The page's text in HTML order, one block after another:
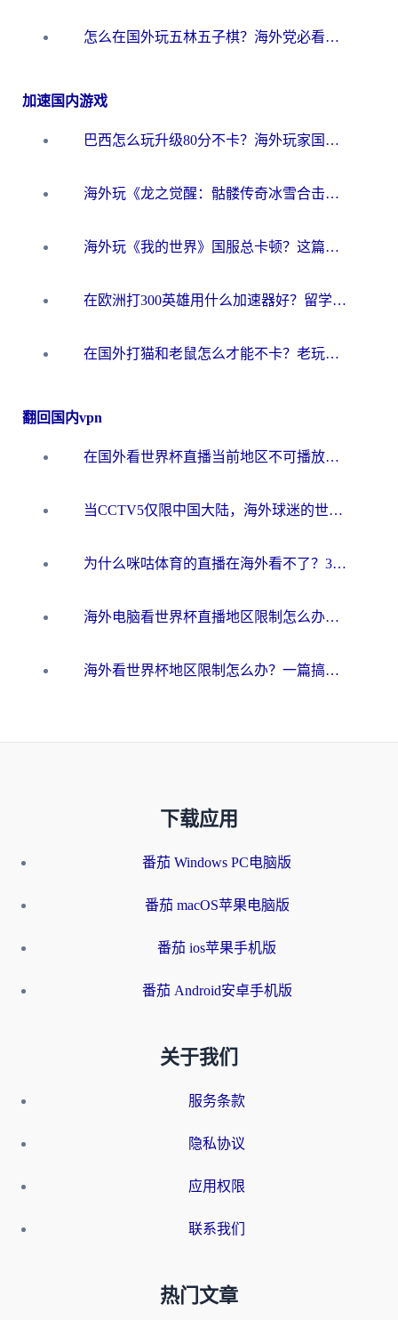
怎么在国外玩五林五子棋？海外党必看的回国加速全攻略（附优酷荔枝FM解决方法）
加速国内游戏
巴西怎么玩升级80分不卡？海外玩家国服游戏加速器终极指南（附避坑技巧）
海外玩《龙之觉醒：骷髅传奇冰雪合击》延迟高？这篇指南帮你解决卡顿烦恼！
海外玩《我的世界》国服总卡顿？这篇我的世界游戏加速器指南帮你解决所有问题
在欧洲打300英雄用什么加速器好？留学生亲测有效的解决方案来了
在国外打猫和老鼠怎么才能不卡？老玩家亲测的终极加速指南
翻回国内vpn
在国外看世界杯直播当前地区不可播放？海外党必看的回国加速全攻略
当CCTV5仅限中国大陆，海外球迷的世界杯狂欢如何继续？
为什么咪咕体育的直播在海外看不了？3步解决海外看世界杯+抖音地区限制难题
海外电脑看世界杯直播地区限制怎么办？你需要一个聪明的加速器
海外看世界杯地区限制怎么办？一篇搞定咪咕视频播放+国内资源无缝访问指南
下载应用
番茄 Windows PC电脑版
番茄 macOS苹果电脑版
番茄 ios苹果手机版
番茄 Android安卓手机版
关于我们
服务条款
隐私协议
应用权限
联系我们
热门文章